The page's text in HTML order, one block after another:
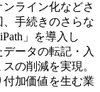
ライン化などさ
手続きのさらな
」を導入し
ータの転記・入
の削減を実現。
加価値を生む業